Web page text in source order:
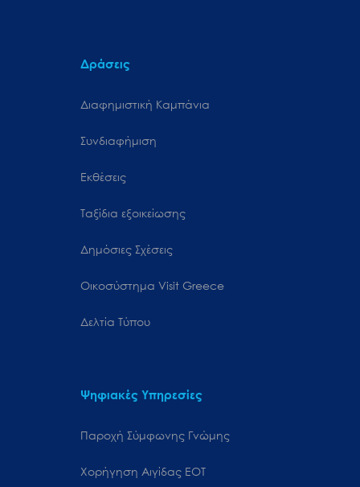
Δράσεις
Διαφημιστική Καμπάνια
Συνδιαφήμιση
Εκθέσεις
Ταξίδια εξοικείωσης
Δημόσιες Σχέσεις
Oικοσύστημα Visit Greece
Δελτία Τύπου
Ψηφιακές Υπηρεσίες
Παροχή Σύμφωνης Γνώμης
Χορήγηση Αιγίδας ΕΟΤ